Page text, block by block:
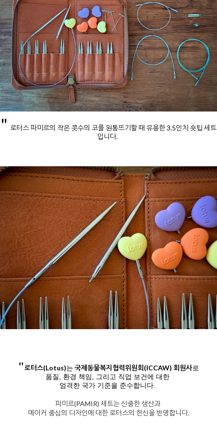
" 로터스 파미르의 작은 콧수의 코를 원통뜨기할 때 유용한 3.5인치 숏팁 세트
입니다.
"로터스(Lotus)는 국제동물복지협력위원회(ICCAW) 회원사로
품질, 환경 책임, 그리고 직업 보건에 대한
엄격한 국가 기준을 준수합니다.
파미르(PAMIR) 세트는 신중한 생산과
메이커 중심의 디자인에 대한 로터스의 헌신을 반영합니다.